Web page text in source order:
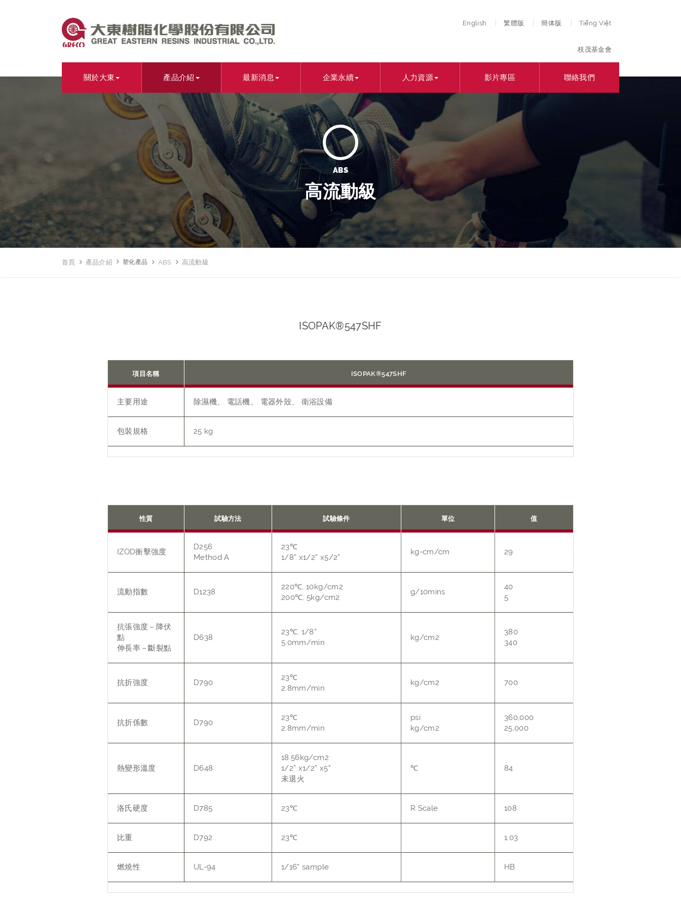
English 繁體版 簡体版 Tiếng Việt
枝茂基金會
關於大東 產品介紹 最新消息 企業永續 人力資源 影片專區 聯絡我們
ABS
高流動級
首頁 產品介紹 塑化產品 ABS 高流動級
ISOPAK®547SHF
項目名稱 ISOPAK®547SHF
主要用途 除濕機、 電話機、 電器外殼、 衛浴設備
包裝規格 25 kg
性質 試驗方法 試驗條件 單位 值
IZOD衝擊強度
D256
Method A
23℃
1/8” x1/2” x5/2”
kg-cm/cm 29
流動指數 D1238
220℃, 10kg/cm2
200℃, 5kg/cm2
g/10mins
40
5
抗張強度－降伏
點
伸長率－斷裂點
D638
23℃, 1/8”
5.0mm/min
kg/cm2
380
340
抗折強度 D790
23℃
2.8mm/min
kg/cm2 700
抗折係數 D790
23℃
2.8mm/min
psi
kg/cm2
360,000
25,000
熱變形溫度 D648
18.56kg/cm2
1/2” x1/2” x5”
未退火
℃ 84
洛氏硬度 D785 23℃ R Scale 108
比重 D792 23℃ 1.03
燃燒性 UL-94 1/16” sample HB